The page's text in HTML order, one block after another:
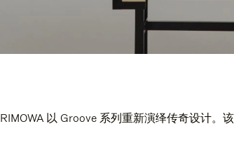
RIMOWA 以 Groove 系列重新演绎传奇设计